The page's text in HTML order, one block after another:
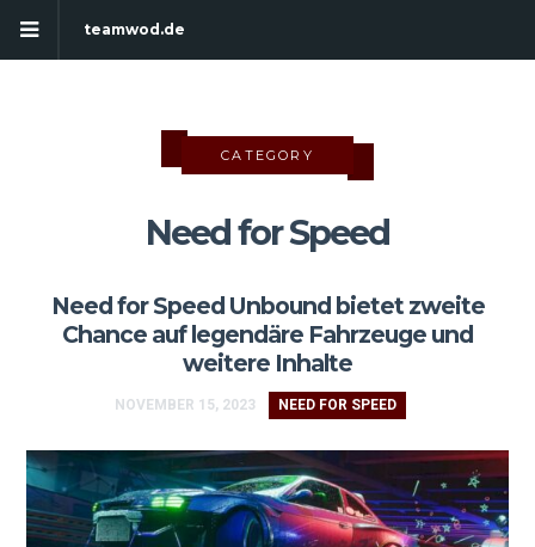
teamwod.de
CATEGORY
Need for Speed
Need for Speed Unbound bietet zweite
Chance auf legendäre Fahrzeuge und
weitere Inhalte
NOVEMBER 15, 2023 NEED FOR SPEED